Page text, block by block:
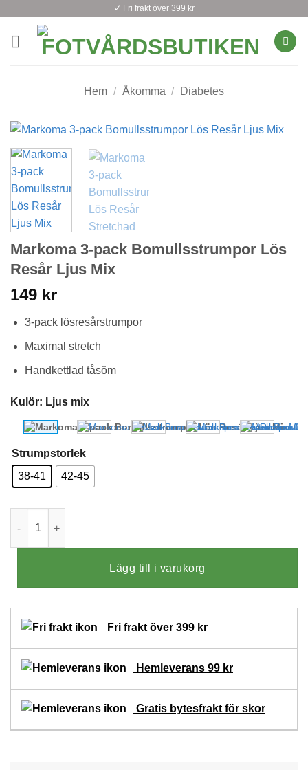
✓ Fri frakt över 399 kr
Hem / Åkomma / Diabetes
Markoma 3-pack Bomullsstrumpor Lös
Resår Ljus Mix
149 kr
3-pack lösresårstrumpor
Maximal stretch
Handkettlad tåsöm
Kulör: Ljus mix
Strumpstorlek
38-41
42-45
Lägg till i varukorg
Fri frakt över 399 kr
Hemleverans 99 kr
Gratis bytesfrakt för skor